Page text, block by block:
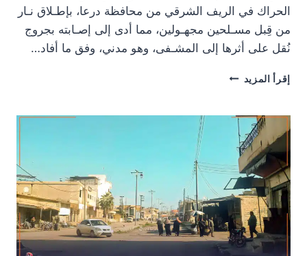
الحراك في الريف الشرقي من محافظة درعا، بإطـلاق نـار
من قِبل مسـلحين مجهـولين، مما أدى إلى إصـابته بجروج
نُقل على أثرها إلى المشـفى، وهو مدني، وفق ما أفاد…
إقرأ المزيد استهداف
مدينة
الحراك
شرقي
درعا